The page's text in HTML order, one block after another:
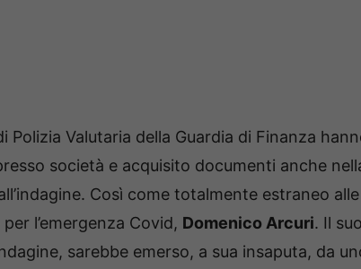
Valutaria della Guardia di Finanza
società e acquisito documenti anche
Così come totalmente estraneo alle
l’emergenza Covid, Domenico Arcuri. Il suo
sarebbe emerso, a sua insaputa, da